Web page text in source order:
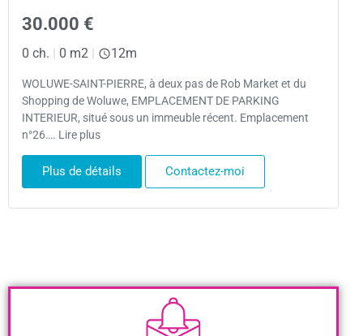
30.000 €
0 ch. 0 m2 12m
WOLUWE-SAINT-PIERRE, à deux pas de Rob Market et du
Shopping de Woluwe, EMPLACEMENT DE PARKING
INTERIEUR, situé sous un immeuble récent. Emplacement
n°26…. Lire plus
Plus de détails Contactez-moi